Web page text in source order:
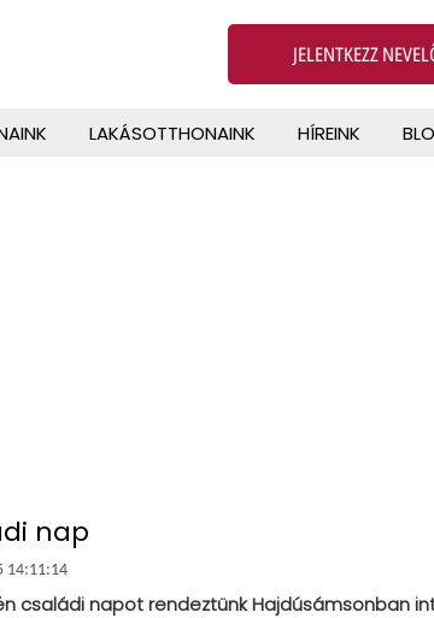
JELENTKEZZ
LAKÁSOTTHONAINK HÍREINK
nap
14:11:14
családi napot rendeztünk Hajdúsámsonban